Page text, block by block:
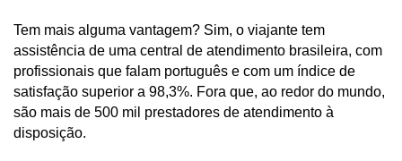
Tem mais alguma vantagem? Sim, o viajante tem
assistência de uma central de atendimento brasileira, com
profissionais que falam português e com um índice de
satisfação superior a 98,3%. Fora que, ao redor do mundo,
são mais de 500 mil prestadores de atendimento à
disposição.